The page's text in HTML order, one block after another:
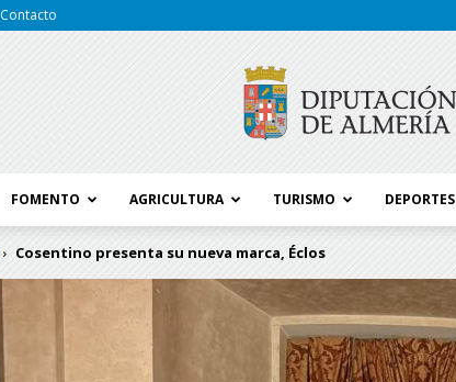
Contacto
Diputación
FOMENTO AGRICULTURA TURISMO DEPORTES
Cosentino presenta su nueva marca, Éclos